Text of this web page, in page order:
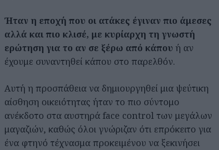
Ήταν η εποχή που οι ατάκες έγιναν πιο άμεσες
αλλά και πιο κλισέ, με κυρίαρχη τη γνωστή
ερώτηση για το αν σε ξέρω από κάπου ή αν
έχουμε συναντηθεί κάπου στο παρελθόν.
Αυτή η προσπάθεια να δημιουργηθεί μια ψεύτικη
αίσθηση οικειότητας ήταν το πιο σύντομο
ανέκδοτο στα αυστηρά face control των μεγάλων
μαγαζιών, καθώς όλοι γνώριζαν ότι επρόκειτο για
ένα φτηνό τέχνασμα προκειμένου να ξεκινήσει